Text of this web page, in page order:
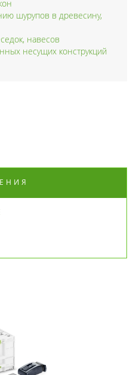
шурупов в древесину,
навесов
несущих конструкций